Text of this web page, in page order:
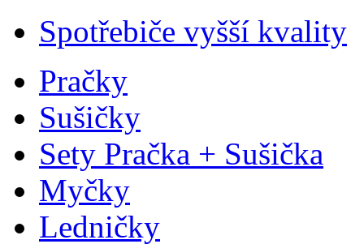
Spotřebiče vyšší kvality
Pračky
Sušičky
Sety Pračka + Sušička
Myčky
Ledničky